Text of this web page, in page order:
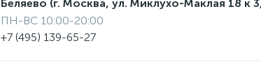
Беляево (г. Москва, ул. Миклухо-Маклая 18 к
ПН-ВС 10:00-20:00
+7 (495) 139-65-27